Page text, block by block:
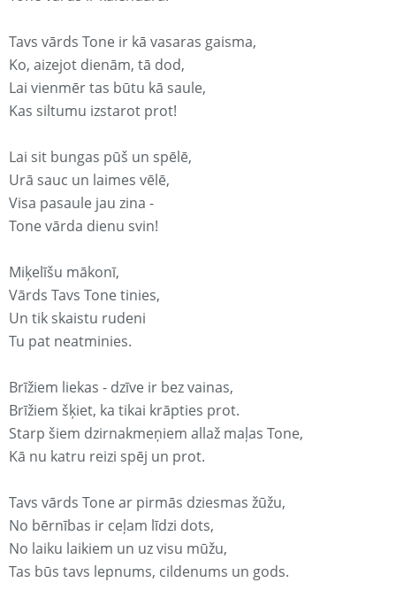
Tavs vārds Tone ir kā vasaras gaisma,
Ko, aizejot dienām, tā dod,
Lai vienmēr tas būtu kā saule,
Kas siltumu izstarot prot!
Lai sit bungas pūš un spēlē,
Urā sauc un laimes vēlē,
Visa pasaule jau zina -
Tone vārda dienu svin!
Miķelīšu mākonī,
Vārds Tavs Tone tinies,
Un tik skaistu rudeni
Tu pat neatminies.
Brīžiem liekas - dzīve ir bez vainas,
Brīžiem šķiet, ka tikai krāpties prot.
Starp šiem dzirnakmeņiem allaž maļas Tone,
Kā nu katru reizi spēj un prot.
Tavs vārds Tone ar pirmās dziesmas žūžu,
No bērnības ir ceļam līdzi dots,
No laiku laikiem un uz visu mūžu,
Tas būs tavs lepnums, cildenums un gods.